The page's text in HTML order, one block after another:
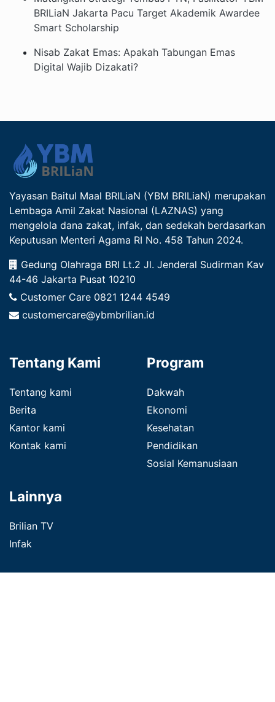
BRILiaN Jakarta Pacu Target Akademik Awardee
Smart Scholarship
Nisab Zakat Emas: Apakah Tabungan Emas
Digital Wajib Dizakati?
Yayasan Baitul Maal BRILiaN (YBM BRILiaN) merupakan
Lembaga Amil Zakat Nasional (LAZNAS) yang
mengelola dana zakat, infak, dan sedekah berdasarkan
Keputusan Menteri Agama RI No. 458 Tahun 2024.
Gedung Olahraga BRI Lt.2 Jl. Jenderal Sudirman Kav
44-46 Jakarta Pusat 10210
Customer Care 0821 1244 4549
customercare@ybmbrilian.id
Tentang Kami
Tentang kami
Berita
Kantor kami
Kontak kami
Program
Dakwah
Ekonomi
Kesehatan
Pendidikan
Sosial Kemanusiaan
Lainnya
Brilian TV
Infak